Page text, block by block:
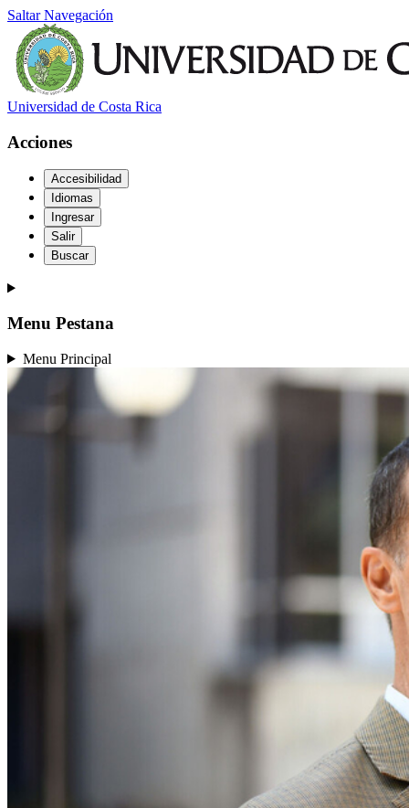
Saltar Navegación
Universidad de Costa Rica
Acciones
Accesibilidad
Idiomas
Ingresar
Salir
Buscar
Menu Pestana
Menu Principal